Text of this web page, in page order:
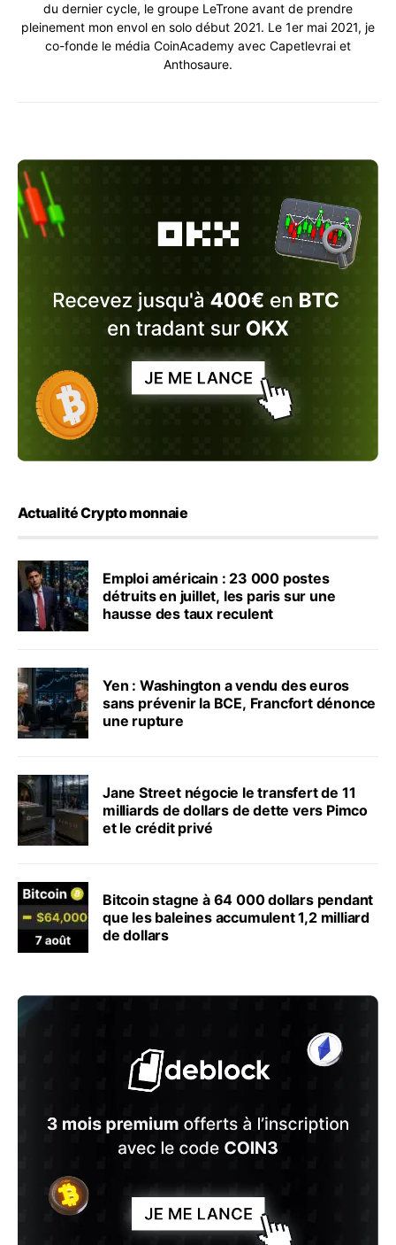
du dernier cycle, le groupe LeTrone avant de prendre
pleinement mon envol en solo début 2021. Le 1er mai 2021, je
co-fonde le média CoinAcademy avec Capetlevrai et
Anthosaure.
Actualité Crypto monnaie
Emploi américain : 23 000 postes
détruits en juillet, les paris sur une
hausse des taux reculent
Yen : Washington a vendu des euros
sans prévenir la BCE, Francfort dénonce
une rupture
Jane Street négocie le transfert de 11
milliards de dollars de dette vers Pimco
et le crédit privé
Bitcoin stagne à 64 000 dollars pendant
que les baleines accumulent 1,2 milliard
de dollars